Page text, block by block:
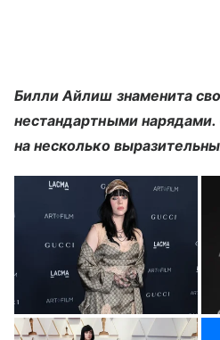
Билли Айлиш знаменита
нестандартными
на несколько